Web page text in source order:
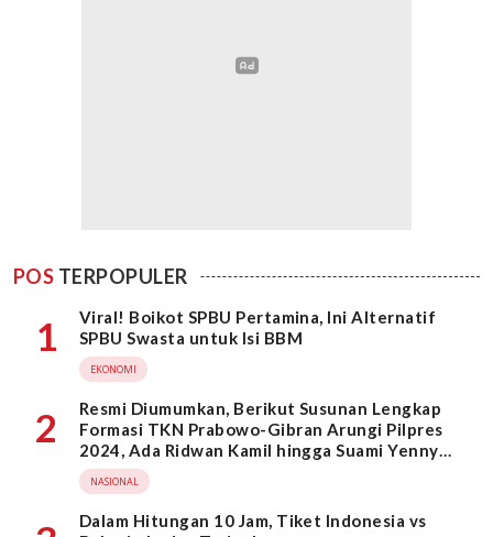
POS TERPOPULER
1
Viral! Boikot SPBU Pertamina, Ini Alternatif
SPBU Swasta untuk Isi BBM
EKONOMI
2
Resmi Diumumkan, Berikut Susunan Lengkap
Formasi TKN Prabowo-Gibran Arungi Pilpres
2024, Ada Ridwan Kamil hingga Suami Yenny
Wahid
NASIONAL
Dalam Hitungan 10 Jam, Tiket Indonesia vs